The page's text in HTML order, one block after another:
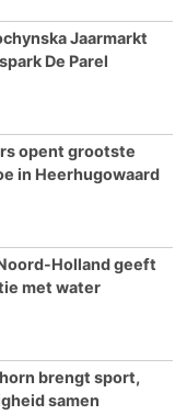
Jaarmarkt
De Parel
opent grootste
in Heerhugowaard
Holland geeft
met water
brengt sport,
samen